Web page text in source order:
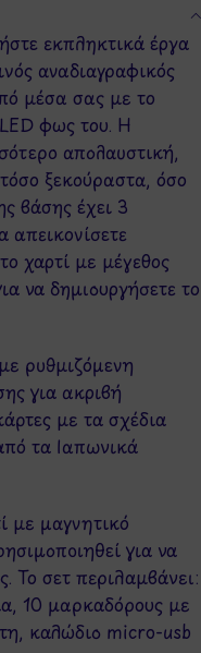
εκπληκτικά έργα
αναδιαγραφικός
μέσα σας με το
φως του. Η
απολαυστική,
ξεκούραστα, όσο
βάσης έχει 3
απεικονίσετε
χαρτί με μέγεθος
να δημιουργήσετε το
ρυθμιζόμενη
για ακριβή
με τα σχέδια
τα Ιαπωνικά
με μαγνητικό
για να
Το σετ περιλαμβάνει:
10 μαρκαδόρους με
καλώδιο micro-usb